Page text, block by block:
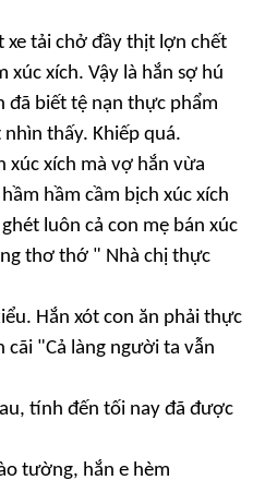
xe tải chở đầy thịt lợn chết
xúc xích. Vậy là hắn sợ hú
đã biết tệ nạn thực phẩm
thấy. Khiếp quá.
xúc xích mà vợ hắn vừa
hầm cầm bịch xúc xích
luôn cả con mẹ bán xúc
thơ thớ " Nhà chị thực
Hắn xót con ăn phải thực
cãi "Cả làng người ta vẫn
tính đến tối nay đã được
tường, hắn e hèm